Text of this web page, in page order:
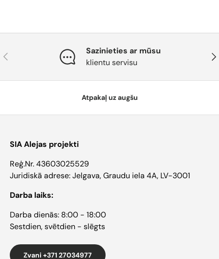
Atpakaļ
Sazinieties ar mūsu
klientu servisu
Atpakaļ uz augšu
SIA Alejas projekti
Reģ.Nr. 43603025529
Juridiskā adrese: Jelgava, Graudu iela 4A, LV-3001
Darba laiks:
Darba dienās: 8:00 - 18:00
Sestdien, svētdien - slēgts
Zvani +371 27034977